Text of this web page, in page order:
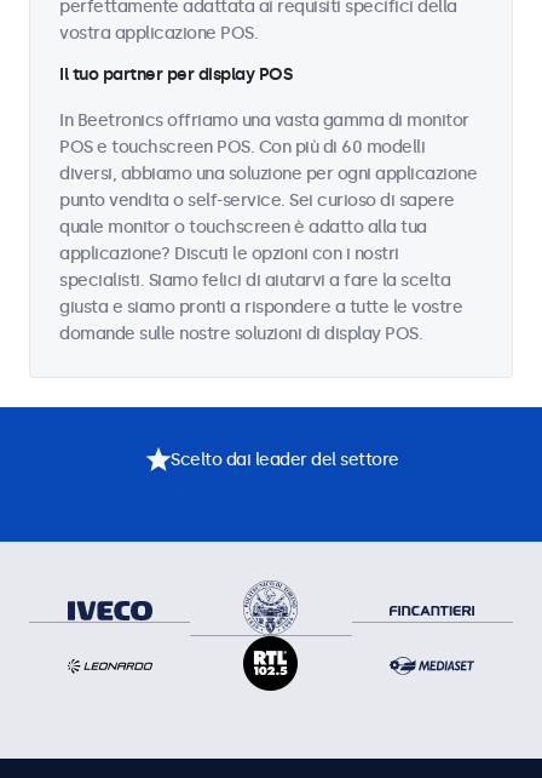
perfettamente adattata ai requisiti specifici della
vostra applicazione POS.
Il tuo partner per display POS
In Beetronics offriamo una vasta gamma di monitor
POS e touchscreen POS. Con più di 60 modelli
diversi, abbiamo una soluzione per ogni applicazione
punto vendita o self-service. Sei curioso di sapere
quale monitor o touchscreen è adatto alla tua
applicazione? Discuti le opzioni con i nostri
specialisti. Siamo felici di aiutarvi a fare la scelta
giusta e siamo pronti a rispondere a tutte le vostre
domande sulle nostre soluzioni di display POS.
Scelto dai leader del settore